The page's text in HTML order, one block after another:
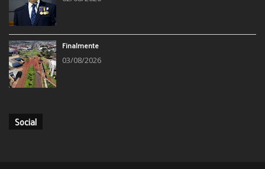
Finalmente
03/08/2026
Social